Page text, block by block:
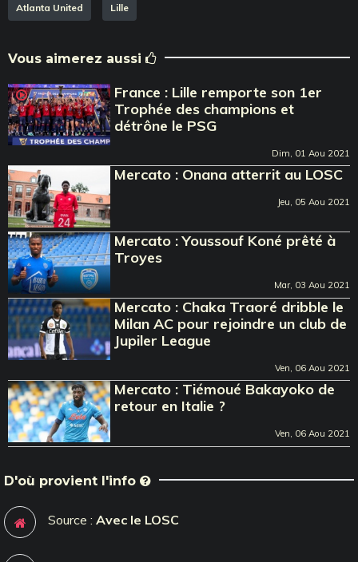
Atlanta United Lille
Vous aimerez aussi
France : Lille remporte son 1er
Trophée des champions et
détrône le PSG
Dim, 01 Aou 2021
Mercato : Onana atterrit au LOSC
Jeu, 05 Aou 2021
Mercato : Youssouf Koné prêté à
Troyes
Mar, 03 Aou 2021
Mercato : Chaka Traoré dribble le
Milan AC pour rejoindre un club de
Jupiler League
Ven, 06 Aou 2021
Mercato : Tiémoué Bakayoko de
retour en Italie ?
Ven, 06 Aou 2021
D'où provient l'info
Source : Avec le LOSC